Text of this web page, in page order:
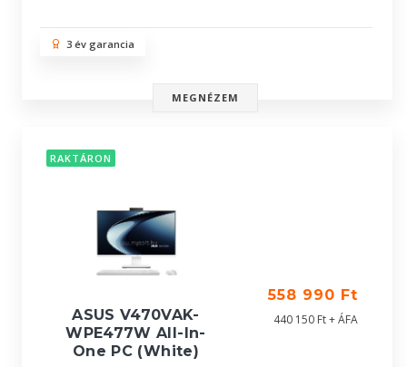
3 év garancia
MEGNÉZEM
RAKTÁRON
ASUS V470VAK-
WPE477W All-In-
One PC (White)
558 990 Ft
440 150 Ft + ÁFA